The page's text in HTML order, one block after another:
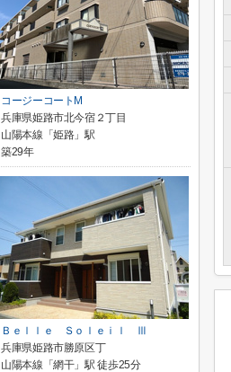
コージーコートM
兵庫県姫路市北今宿２丁目
山陽本線「姫路」駅
築29年
Ｂｅｌｌｅ Ｓｏｌｅｉｌ Ⅲ
兵庫県姫路市勝原区丁
山陽本線「網干」駅 徒歩25分